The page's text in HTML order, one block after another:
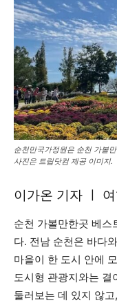
순천만국가정원은 순천 가볼
사진은 트립닷컴 제공 이미지.
이가온 기자 ㅣ
순천 가볼만한곳 베스
다. 전남 순천은 바다
마을이 한 도시 안에
도시형 관광지와는 결
둘러보는 데 있지 않